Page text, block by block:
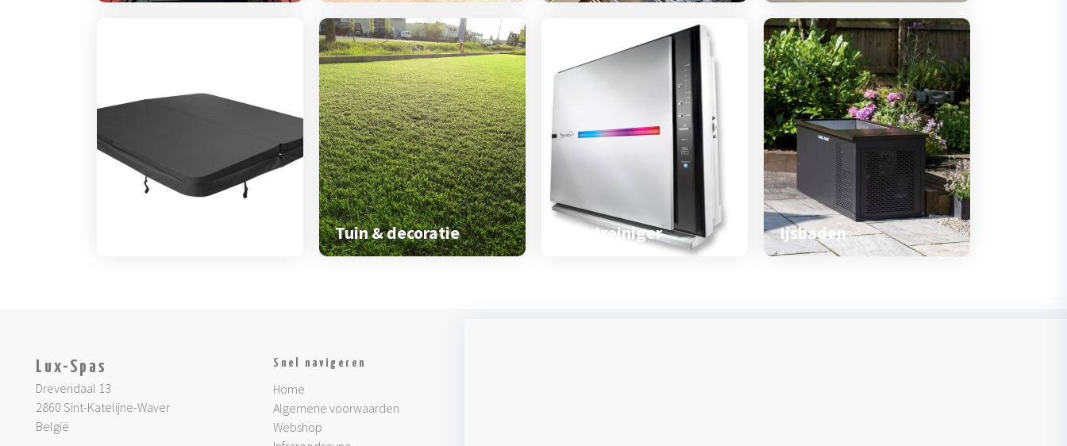
Spa & zwemspa
Tuin & decoratie Luchtreiniger Ijsbaden
Lux-Spas
Drevendaal 13
2860 Sint-Katelijne-Waver
België
Snel navigeren
Home
Algemene voorwaarden
Webshop